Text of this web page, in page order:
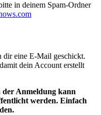
in deinem Spam-Ordner
dir eine E-Mail geschickt.
dein Account erstellt
der Anmeldung kann
werden. Einfach